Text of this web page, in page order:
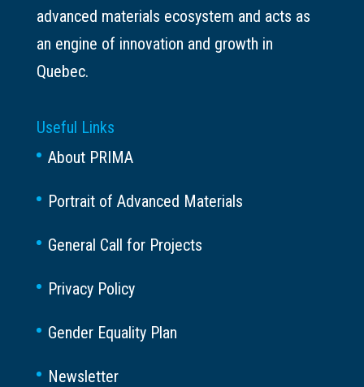
advanced materials ecosystem and acts as
an engine of innovation and growth in
Quebec.
Useful Links
About PRIMA
Portrait of Advanced Materials
General Call for Projects
Privacy Policy
Gender Equality Plan
Newsletter